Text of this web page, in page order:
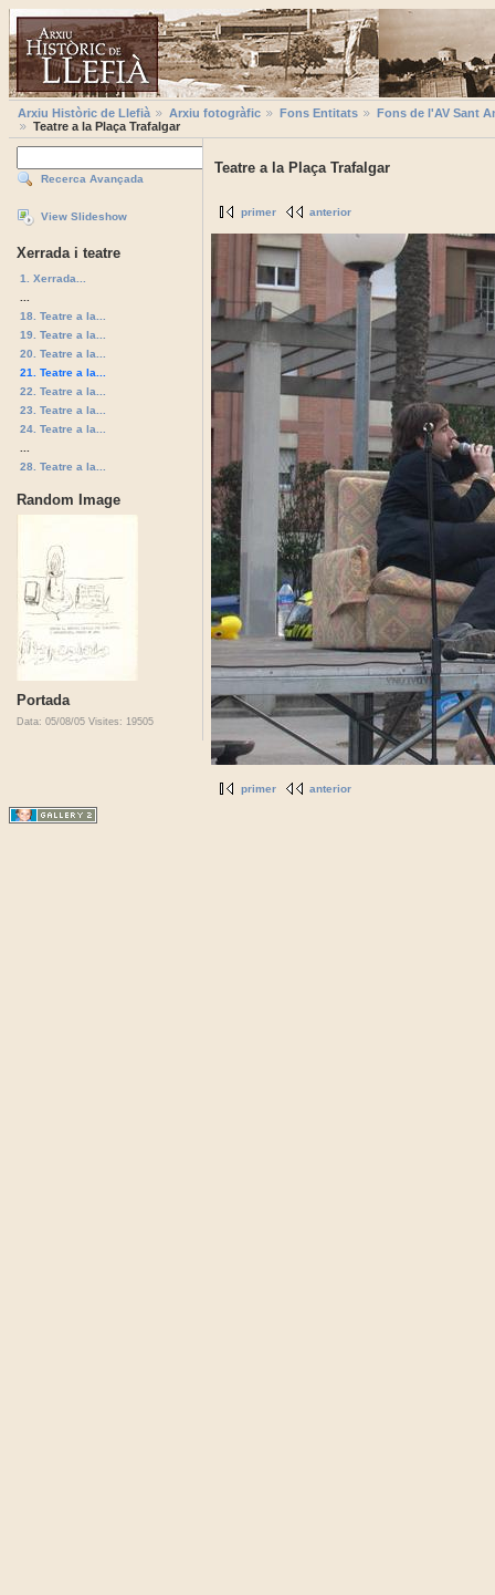
Arxiu Històric de Llefià Arxiu fotogràfic Fons Entitats
Fons de l'AV Sant
Teatre a la Plaça Trafalgar
Recerca Avançada
View Slideshow
Xerrada i teatre
1. Xerrada...
18. Teatre a la...
19. Teatre a la...
20. Teatre a la...
21. Teatre a la...
22. Teatre a la...
23. Teatre a la...
24. Teatre a la...
28. Teatre a la...
Random Image
Portada
Data: 05/08/05 Visites: 19505
Teatre a la Plaça Trafalgar
primer anterior
primer anterior